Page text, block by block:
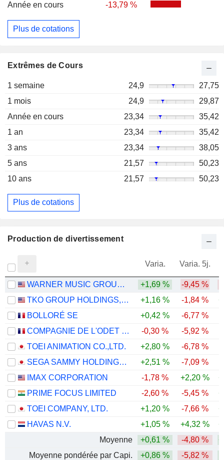
Année en cours
-13,79 %
Plus de cotations
Extrêmes de Cours
1 semaine 24,9
27,75
1 mois
24,9
29,87
Année en cours
23,34
35,42
1 an
23,34
35,42
3 ans
23,34
38,05
5 ans
21,57
50,23
10 ans
21,57 50,23
Plus de cotations
Production de divertissement
Varia. Varia. 5j.
WARNER MUSIC GROUP CORP. +1,69 % -9,45 %
TKO GROUP HOLDINGS, INC.
+1,16 % -1,84 %
BOLLORÉ SE
+0,42 % -6,77 %
COMPAGNIE DE L'ODET SE
-0,30 % -5,92 %
TOEI ANIMATION CO.,LTD.
+2,80 % -6,78 %
SEGA SAMMY HOLDINGS INC.
+2,51 % -7,09 %
IMAX CORPORATION
-1,78 % +2,20 %
PRIME FOCUS LIMITED
-2,60 % -5,45 %
TOEI COMPANY, LTD.
+1,20 % -7,66 %
HAVAS N.V.
+1,05 % +4,32 %
Moyenne
+0,61 % -4,80 %
Moyenne pondérée par Capi.
+0,86 % -5,82 %